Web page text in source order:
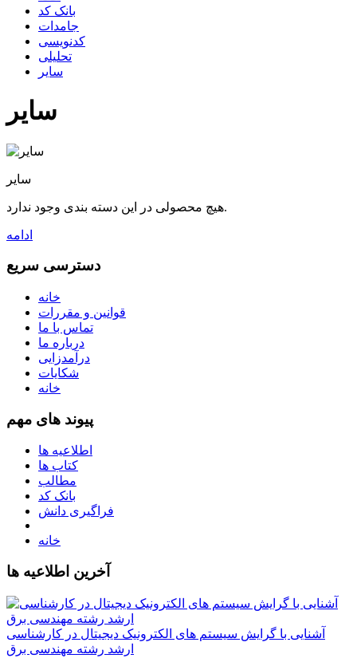
بانک کد
جامدات
کدنویسی
تحلیلی
سایر
سایر
سایر
هیچ محصولی در این دسته بندی وجود ندارد.
ادامه
دسترسی سریع
خانه
قوانین و مقررات
تماس با ما
درباره ما
درآمدزایی
شکایات
خانه
پیوند های مهم
اطلاعیه ها
کتاب ها
مطالب
بانک کد
فراگیری دانش
خانه
آخرین اطلاعیه ها
آشنایی با گرایش سیستم های الکترونیک دیجیتال در کارشناسی
ارشد رشته مهندسی برق